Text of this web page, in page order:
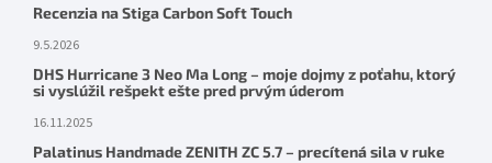
Recenzia na Stiga Carbon Soft Touch
9.5.2026
DHS Hurricane 3 Neo Ma Long – moje dojmy z poťahu, ktorý
si vyslúžil rešpekt ešte pred prvým úderom
16.11.2025
Palatinus Handmade ZENITH ZC 5.7 – precítená sila v ruke